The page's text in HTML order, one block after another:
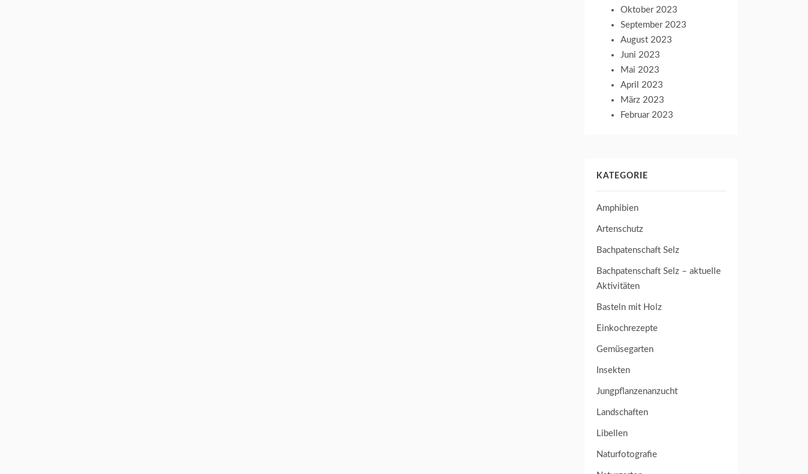
Oktober 2023
September 2023
August 2023
Juni 2023
Mai 2023
April 2023
März 2023
Februar 2023
KATEGORIE
Amphibien
Artenschutz
Bachpatenschaft Selz
Bachpatenschaft Selz – aktuelle
Aktivitäten
Basteln mit Holz
Einkochrezepte
Gemüsegarten
Insekten
Jungpflanzenanzucht
Landschaften
Libellen
Naturfotografie